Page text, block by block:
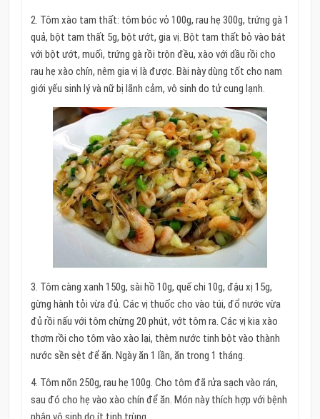
2. Tôm xào tam thất: tôm bóc vỏ 100g, rau hẹ 300g, trứng gà 1
quả, bột tam thất 5g, bột ướt, gia vị. Bột tam thất bỏ vào bát
với bột ướt, muối, trứng gà rồi trộn đều, xào với dầu rồi cho
rau hẹ xào chín, nêm gia vị là được. Bài này dùng tốt cho nam
giới yếu sinh lý và nữ bị lãnh cảm, vô sinh do tử cung lạnh.
3. Tôm càng xanh 150g, sài hồ 10g, quế chi 10g, đậu xị 15g,
gừng hành tỏi vừa đủ. Các vị thuốc cho vào túi, đổ nước vừa
đủ rồi nấu với tôm chừng 20 phút, vớt tôm ra. Các vị kia xào
thơm rồi cho tôm vào xào lại, thêm nước tinh bột vào thành
nước sền sệt để ăn. Ngày ăn 1 lần, ăn trong 1 tháng.
4. Tôm nõn 250g, rau hẹ 100g. Cho tôm đã rửa sạch vào rán,
sau đó cho hẹ vào xào chín để ăn. Món này thích hợp với bệnh